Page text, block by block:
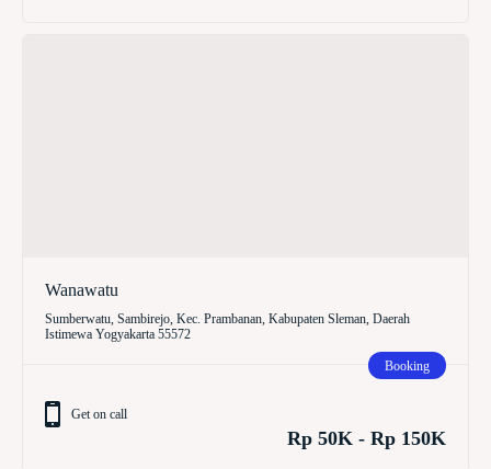
Wanawatu
Sumberwatu, Sambirejo, Kec. Prambanan, Kabupaten Sleman, Daerah
Istimewa Yogyakarta 55572
Booking
Get on call
Rp 50K - Rp 150K